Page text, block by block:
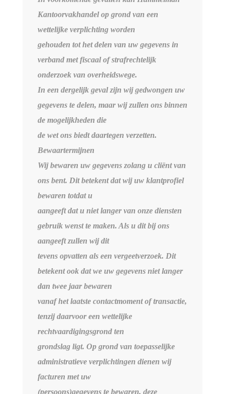
Kantoorvakhandel op grond van een
wettelijke verplichting worden
gehouden tot het delen van uw gegevens in
verband met fiscaal of strafrechtelijk
onderzoek van overheidswege.
In een dergelijk geval zijn wij gedwongen uw
gegevens te delen, maar wij zullen ons binnen
de mogelijkheden die
de wet ons biedt daartegen verzetten.
Bewaartermijnen
Wij bewaren uw gegevens zolang u cliënt van
ons bent. Dit betekent dat wij uw klantprofiel
bewaren totdat u
aangeeft dat u niet langer van onze diensten
gebruik wenst te maken. Als u dit bij ons
aangeeft zullen wij dit
tevens opvatten als een vergeetverzoek. Dit
betekent ook dat we uw gegevens niet langer
dan twee jaar bewaren
vanaf het laatste contactmoment of transactie,
tenzij daarvoor een wettelijke
rechtvaardigingsgrond ten
grondslag ligt. Op grond van toepasselijke
administratieve verplichtingen dienen wij
facturen met uw
(persoons)gegevens te bewaren, deze